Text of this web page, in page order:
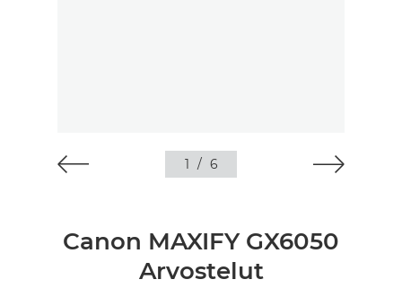
1 / 6
Canon MAXIFY GX6050
Arvostelut